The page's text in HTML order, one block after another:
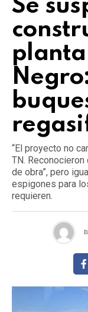
Se
planta
“El proyecto no
TN. Reconocieron
de obra”, pero
espigones para
requieren.